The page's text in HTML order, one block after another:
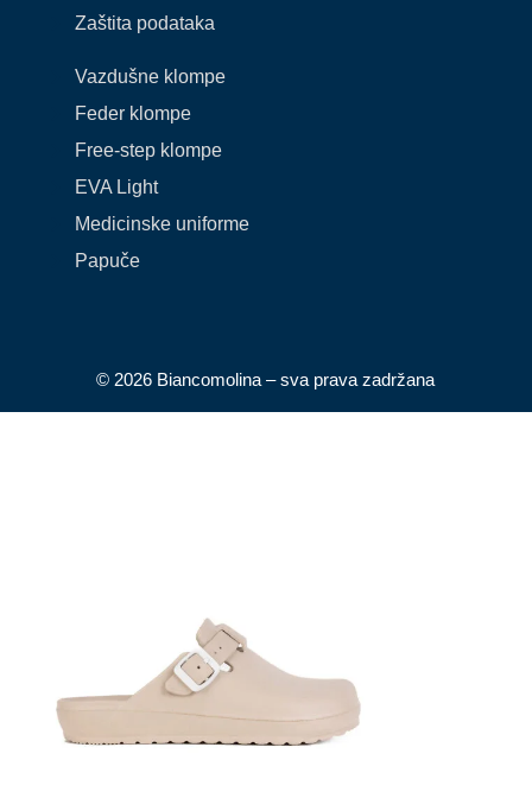
Zaštita podataka
Vazdušne klompe
Feder klompe
Free-step klompe
EVA Light
Medicinske uniforme
Papuče
© 2026 Biancomolina – sva prava zadržana